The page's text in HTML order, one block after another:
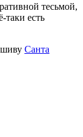
тесьмой,
таки есть
Санта